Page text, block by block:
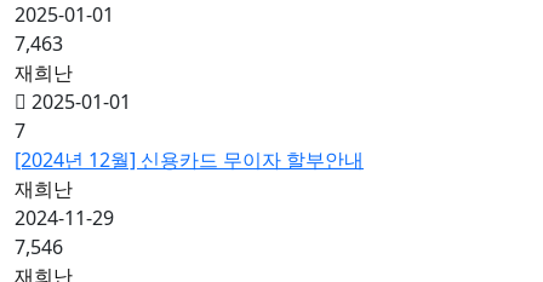
2025-01-01
7,463
재희난
2025-01-01
7
[2024년 12월] 신용카드 무이자 할부안내
재희난
2024-11-29
7,546
재희난